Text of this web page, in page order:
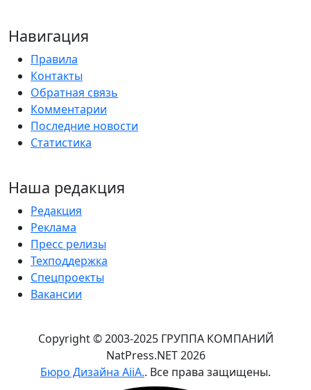
Навигация
Правила
Контакты
Обратная связь
Комментарии
Последние новости
Статистика
Наша редакция
Редакция
Реклама
Пресс релизы
Техподдержка
Спецпроекты
Вакансии
Copyright © 2003-2025 ГРУППА КОМПАНИЙ
NatPress.NET2026
Бюро Дизайна AiiA.. Все права защищены.